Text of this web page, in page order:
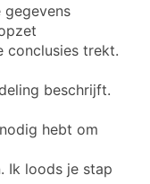
gegevens
conclusies trekt.
beschrijft.
hebt om
Ik loods je stap